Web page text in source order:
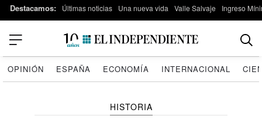
Destacamos: Últimas noticias Una nueva vida Valle Salvaje Ingreso
OPINIÓN ESPAÑA ECONOMÍA INTERNACIONAL
HISTORIA